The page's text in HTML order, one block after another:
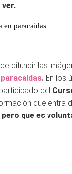
ver.
en paracaídas
difundir las
. En los
del
que entra
pero que es